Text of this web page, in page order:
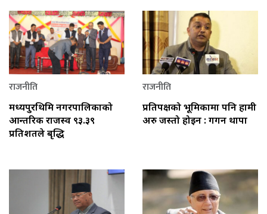
राजनीति
मध्यपुरथिमि नगरपालिकाको
आन्तरिक राजस्व ९३.३९
प्रतिशतले बृद्धि
राजनीति
प्रतिपक्षको भूमिकामा पनि हामी
अरु जस्तो होइन : गगन थापा